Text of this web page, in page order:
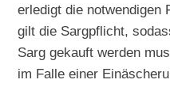
erledigt die notwendigen
gilt die Sargpflicht,
Sarg gekauft werden
im Falle einer